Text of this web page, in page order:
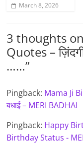
March 8, 2026
3 thoughts
Quotes –
……”
Pingback: Mama Ji
बधाई – MERI BADHAI
Pingback: Happy
Birthday Status -